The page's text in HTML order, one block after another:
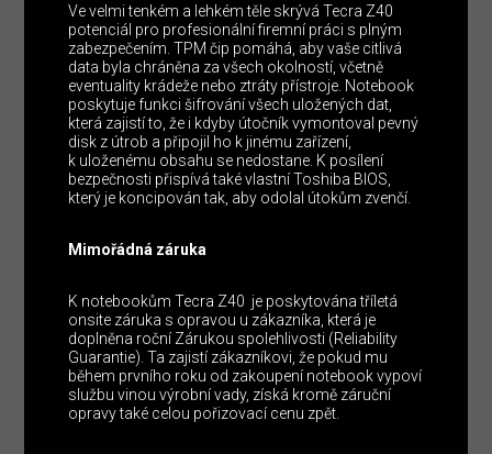
Ve velmi tenkém a lehkém těle skrývá Tecra Z40
potenciál pro profesionální firemní práci s plným
zabezpečením. TPM čip pomáhá, aby vaše citlivá
data byla chráněna za všech okolností, včetně
eventuality krádeže nebo ztráty přístroje. Notebook
poskytuje funkci šifrování všech uložených dat,
která zajistí to, že i kdyby útočník vymontoval pevný
disk z útrob a připojil ho k jinému zařízení,
k uloženému obsahu se nedostane. K posílení
bezpečnosti přispívá také vlastní Toshiba BIOS,
který je koncipován tak, aby odolal útokům zvenčí.
Mimořádná záruka
K notebookům Tecra Z40 je poskytována tříletá
onsite záruka s opravou u zákazníka, která je
doplněna roční Zárukou spolehlivosti (Reliability
Guarantie). Ta zajistí zákazníkovi, že pokud mu
během prvního roku od zakoupení notebook vypoví
službu vinou výrobní vady, získá kromě záruční
opravy také celou pořizovací cenu zpět.